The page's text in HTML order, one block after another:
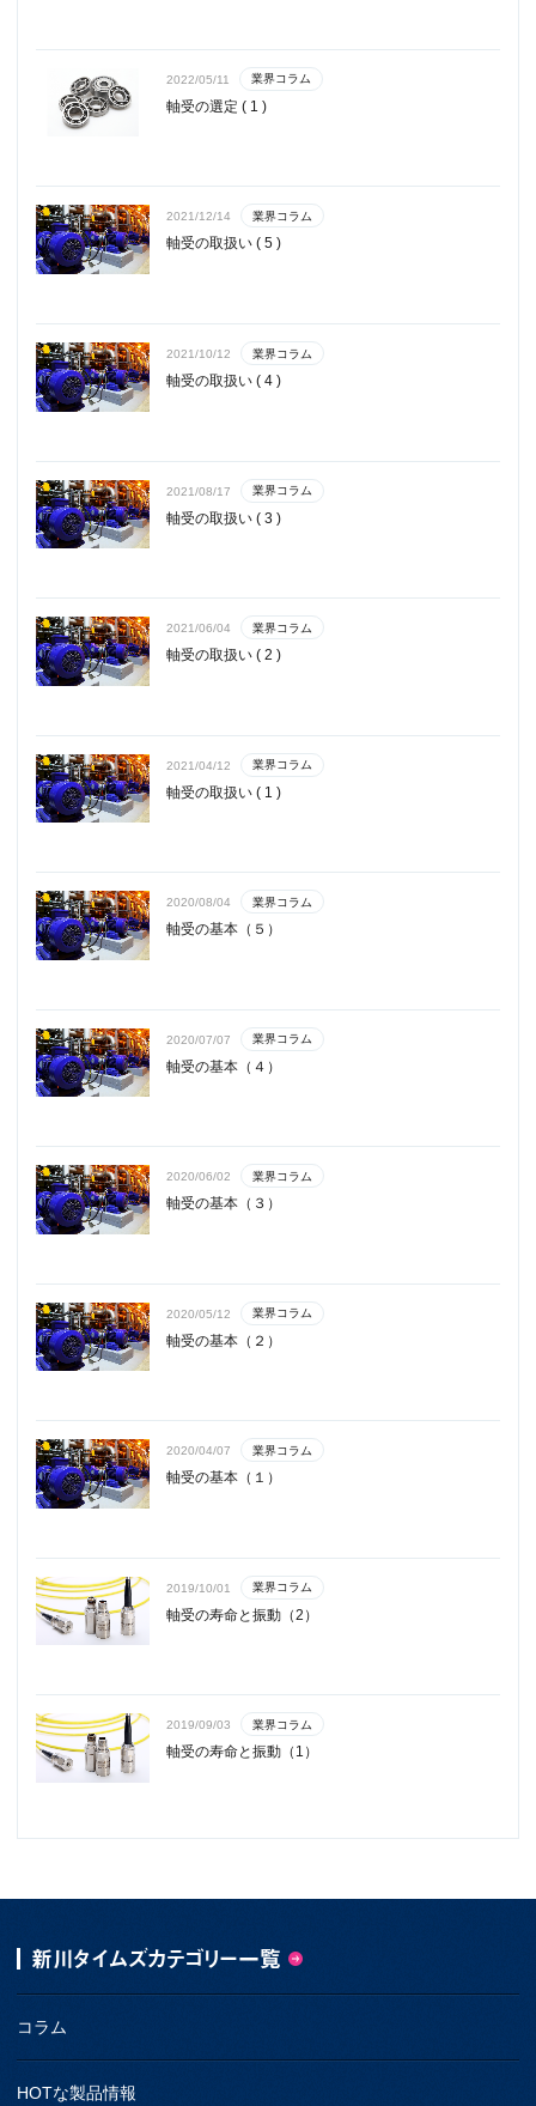
2022/05/11 業界コラム
軸受の選定 ( 1 )
2021/12/14 業界コラム
軸受の取扱い ( 5 )
2021/10/12 業界コラム
軸受の取扱い ( 4 )
2021/08/17 業界コラム
軸受の取扱い ( 3 )
2021/06/04 業界コラム
軸受の取扱い ( 2 )
2021/04/12 業界コラム
軸受の取扱い ( 1 )
2020/08/04 業界コラム
軸受の基本（５）
2020/07/07 業界コラム
軸受の基本（４）
2020/06/02 業界コラム
軸受の基本（３）
2020/05/12 業界コラム
軸受の基本（２）
2020/04/07 業界コラム
軸受の基本（１）
2019/10/01 業界コラム
軸受の寿命と振動（2）
2019/09/03 業界コラム
軸受の寿命と振動（1）
新川タイムズカテゴリー一覧
コラム
HOTな製品情報